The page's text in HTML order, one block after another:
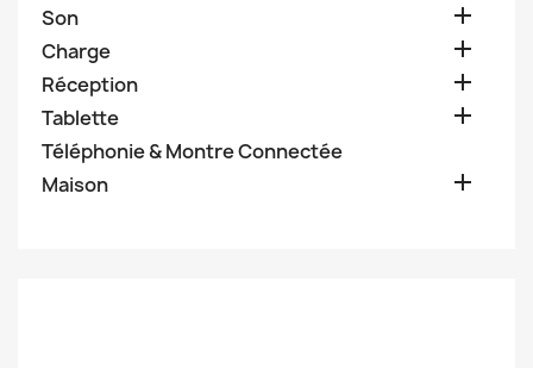
Son 
Charge 
Réception 
Tablette 
Téléphonie & Montre Connectée
Maison
